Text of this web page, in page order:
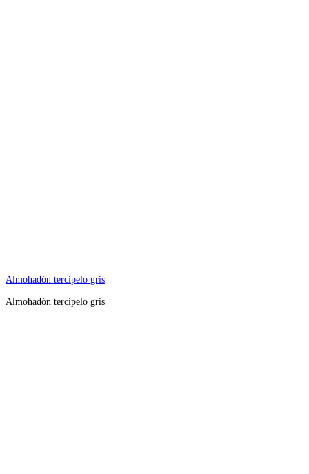
Almohadón tercipelo gris
Almohadón tercipelo gris